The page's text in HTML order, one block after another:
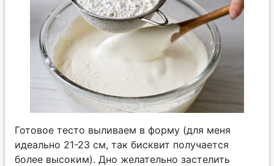
Готовое тесто выливаем в форму (для меня
идеально 21-23 см, так бисквит получается
более высоким). Дно желательно застелить